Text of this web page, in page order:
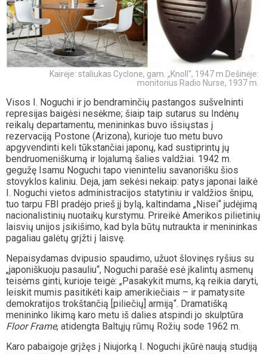
Kairėje: staliukas Cyclone, gam. „Knoll“, 1947 m.Dešinėje:
monitorius Radio Nurse, 1937 m.
Visos I. Noguchi ir jo bendraminčių pastangos sušvelninti
represijas baigėsi nesėkme; šiaip taip sutarus su Indėnų
reikalų departamentu, menininkas buvo išsiųstas į
rezervaciją Postone (Arizona), kurioje tuo metu buvo
apgyvendinti keli tūkstančiai japonų, kad sustiprintų jų
bendruomeniškumą ir lojalumą šalies valdžiai. 1942 m.
gegužę Isamu Noguchi tapo vieninteliu savanorišku šios
stovyklos kaliniu. Deja, jam sekėsi nekaip: patys japonai laikė
I. Noguchi vietos administracijos statytiniu ir valdžios šnipu,
tuo tarpu FBI pradėjo prieš jį bylą, kaltindama „Nisei“ judėjimą
nacionalistinių nuotaikų kurstymu. Prireikė Amerikos pilietinių
laisvių unijos įsikišimo, kad byla būtų nutraukta ir menininkas
pagaliau galėtų grįžti į laisvę.
Nepaisydamas dvipusio spaudimo, užuot šlovinęs ryšius su
„japoniškuoju pasauliu“, Noguchi parašė esė įkalintų asmenų
teisėms ginti, kurioje teigė: „Pasakykit mums, ką reikia daryti,
leiskit mumis pasitikėti kaip amerikiečiais – ir pamatysite
demokratijos trokštančią [piliečių] armiją“. Dramatišką
menininko likimą karo metu iš dalies atspindi jo skulptūra
Floor Frame, atidengta Baltųjų rūmų Rožių sode 1962 m.
Karo pabaigoje grįžęs į Niujorką I. Noguchi įkūrė naują studiją